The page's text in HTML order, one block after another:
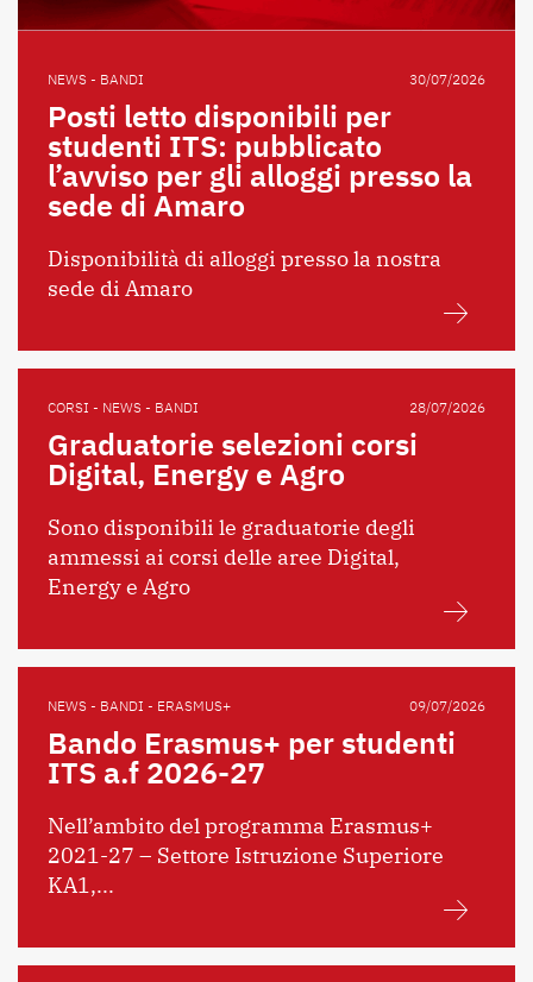
NEWS - BANDI 30/07/2026
Posti letto disponibili per
studenti ITS: pubblicato
l’avviso per gli alloggi presso la
sede di Amaro
Disponibilità di alloggi presso la nostra
sede di Amaro
CORSI - NEWS - BANDI 28/07/2026
Graduatorie selezioni corsi
Digital, Energy e Agro
Sono disponibili le graduatorie degli
ammessi ai corsi delle aree Digital,
Energy e Agro
NEWS - BANDI - ERASMUS+ 09/07/2026
Bando Erasmus+ per studenti
ITS a.f 2026-27
Nell’ambito del programma Erasmus+
2021-27 – Settore Istruzione Superiore
KA1,...